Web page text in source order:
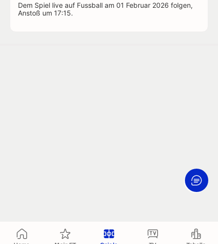
Dem Spiel live auf Fussball am 01 Februar 2026 folgen,
Anstoß um 17:15.